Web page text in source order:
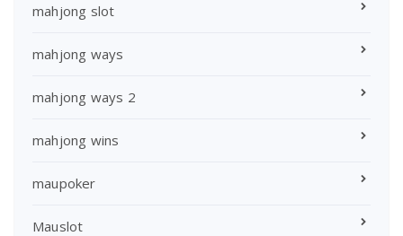
mahjong slot
mahjong ways
mahjong ways 2
mahjong wins
maupoker
Mauslot